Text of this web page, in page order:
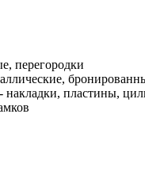
перегородки
накладки, пластины,